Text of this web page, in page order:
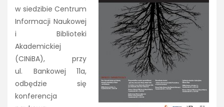
w siedzibie Centrum
Informacji Naukowej
i Biblioteki
Akademickiej
(CINiBA), przy
ul. Bankowej 11a,
odbędzie się
konferencja